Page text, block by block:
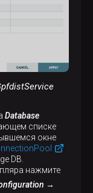
Database
списке
окне
DB.
нажмите
→